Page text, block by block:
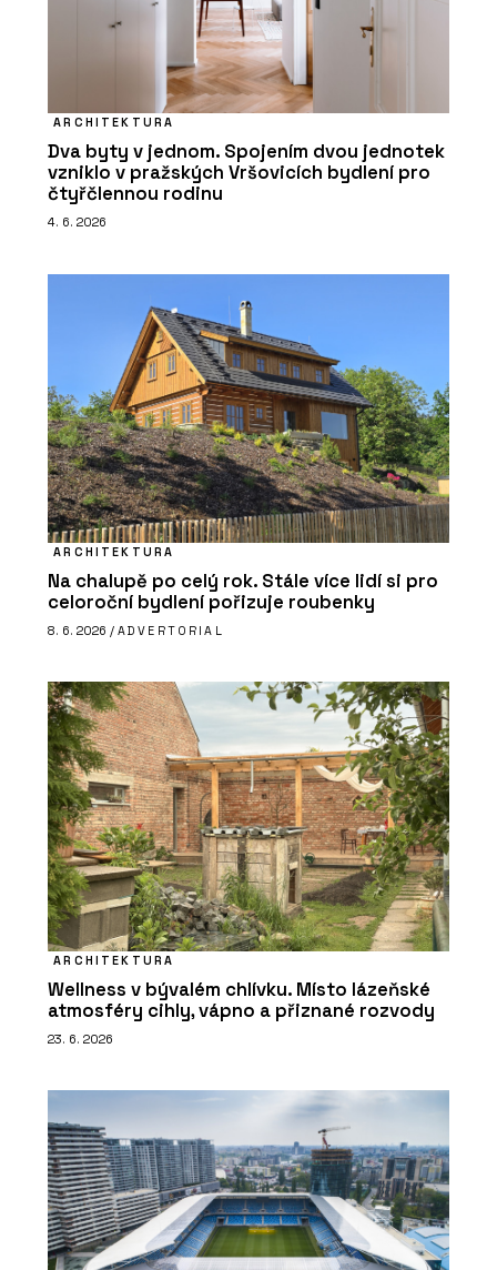
ARCHITEKTURA
Dva byty v jednom. Spojením dvou jednotek
vzniklo v pražských Vršovicích bydlení pro
čtyřčlennou rodinu
4. 6. 2026
ARCHITEKTURA
Na chalupě po celý rok. Stále více lidí si pro
celoroční bydlení pořizuje roubenky
8. 6. 2026 / ADVERTORIAL
ARCHITEKTURA
Wellness v bývalém chlívku. Místo lázeňské
atmosféry cihly, vápno a přiznané rozvody
23. 6. 2026